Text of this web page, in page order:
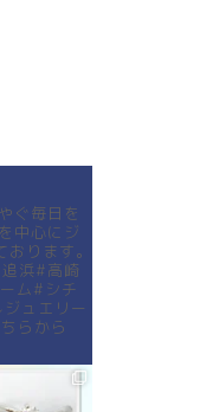
ぐ毎日を
中心にジ
ります。
浜#高崎
ム#シチ
ジュエリー
らから